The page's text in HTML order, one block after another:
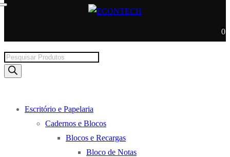
0
Products
search
Escritório e Papelaria
Cadernos e Blocos
Blocos e Recargas
Bloco de Notas